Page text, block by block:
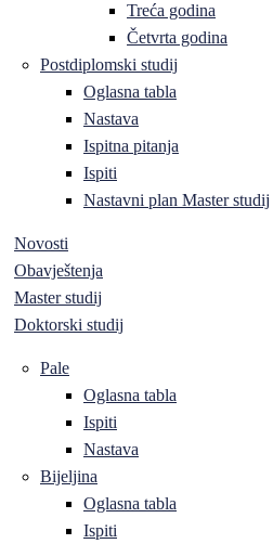
Treća godina
Četvrta godina
Postdiplomski studij
Oglasna tabla
Nastava
Ispitna pitanja
Ispiti
Nastavni plan Master studij
Novosti
Obavještenja
Master studij
Doktorski studij
Pale
Oglasna tabla
Ispiti
Nastava
Bijeljina
Oglasna tabla
Ispiti